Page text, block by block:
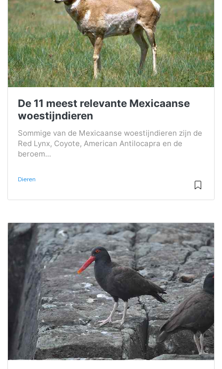
De 11 meest relevante Mexicaanse
woestijndieren
Sommige van de Mexicaanse woestijndieren zijn de
Red Lynx, Coyote, American Antilocapra en de
beroem...
Dieren